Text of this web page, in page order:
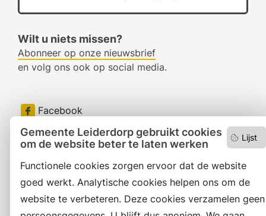
Lijst
Gemeente Leiderdorp gebruikt cookies
om de website beter te laten werken
Functionele cookies zorgen ervoor dat de website
goed werkt. Analytische cookies helpen ons om de
website te verbeteren. Deze cookies verzamelen geen
Wilt u niets missen?
Abonneer op onze nieuwsbrief
en volg ons ook op social media.
Facebook
RSS
LinkedIn
Instagram